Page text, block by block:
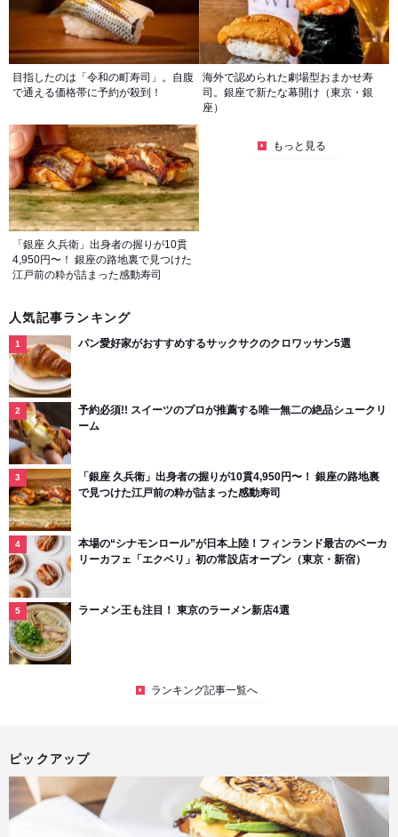
目指したのは「令和の町寿司」。自腹
で通える価格帯に予約が殺到！
海外で認められた劇場型おまかせ寿
司。銀座で新たな幕開け（東京・銀
座）
「銀座 久兵衛」出身者の握りが10貫
4,950円〜！ 銀座の路地裏で見つけた
江戸前の粋が詰まった感動寿司
もっと見る
人気記事ランキング
パン愛好家がおすすめするサックサクのクロワッサン5選
予約必須!! スイーツのプロが推薦する唯一無二の絶品シュークリ
ーム
「銀座 久兵衛」出身者の握りが10貫4,950円〜！ 銀座の路地裏
で見つけた江戸前の粋が詰まった感動寿司
本場の“シナモンロール”が日本上陸！フィンランド最古のベーカ
リーカフェ「エクベリ」初の常設店オープン（東京・新宿）
ラーメン王も注目！ 東京のラーメン新店4選
ランキング記事一覧へ
ピックアップ